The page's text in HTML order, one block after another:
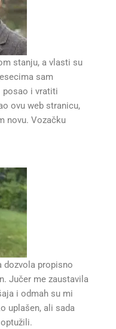
stanju, a vlasti su
sam
posao i vratiti
ovu web stranicu,
novu. Vozačku
dozvola propisno
Jučer me zaustavila
i odmah su mi
uplašen, ali sada